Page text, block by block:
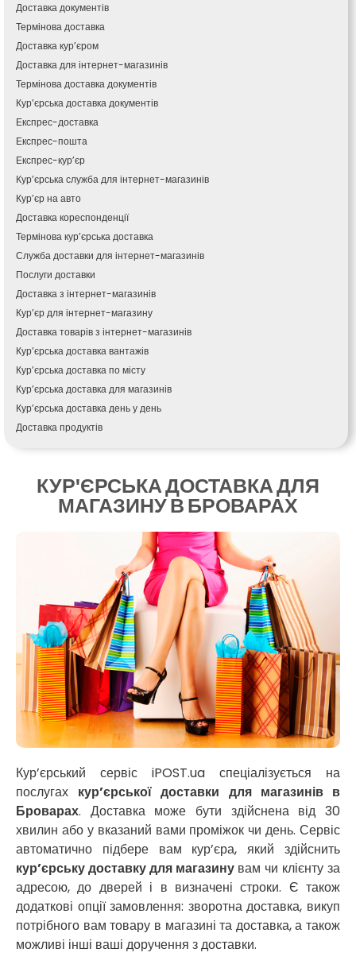
Доставка документів
Термінова доставка
Доставка кур’єром
Доставка для інтернет-магазинів
Термінова доставка документів
Кур’єрська доставка документів
Експрес-доставка
Експрес-пошта
Експрес-кур’єр
Кур’єрська служба для інтернет-магазинів
Кур’єр на авто
Доставка кореспонденції
Термінова кур’єрська доставка
Служба доставки для інтернет-магазинів
Послуги доставки
Доставка з інтернет-магазинів
Кур’єр для інтернет-магазину
Доставка товарів з інтернет-магазинів
Кур’єрська доставка вантажів
Кур’єрська доставка по місту
Кур’єрська доставка для магазинів
Кур’єрська доставка день у день
Доставка продуктів
Швидка кур’єрська доставка
Доставка за 60 хвилин
Варус доставка
Ашан доставка
КУР'ЄРСЬКА ДОСТАВКА ДЛЯ
МАГАЗИНУ В БРОВАРАХ
Кур’єрський сервіс iPOST.ua спеціалізується на
послугах кур’єрської доставки для магазинів в
Броварах. Доставка може бути здійснена від 30
хвилин або у вказаний вами проміжок чи день. Сервіс
автоматично підбере вам кур’єра, який здійснить
кур’єрську доставку для магазинувам чи клієнту за
адресою, до дверей і в визначені строки. Є також
додаткові опції замовлення: зворотна доставка, викуп
потрібного вам товару в магазині та доставка, а також
можливі інші ваші доручення з доставки.
Кам’янка
Кам’янське
Канів
Козятин
Київ
Кобеляки
Коцюбинське
Конотоп
Коростень
Корсунь-Шевченківський
Костопіль
Ковель
Козин
Красноград
Кременчук
Кременець
Кривий Ріг
Кролевець
Кропивницький
Крихівці
Крюківщина
Крижанівка
Ладижин
Лозова
Лубни
Лука-Мелешківська
Миргород
Мукачево
Нетішин
Ніжин
Микитинці
Миколаїв
Нікополь
Новоолександрівка
Новомосковськ
Новосілки
Нововолинськ
Обухів
Обухівка
Одеса
Острог
Павлоград
Переяслав
Первомайськ
Пісочин
Петриків